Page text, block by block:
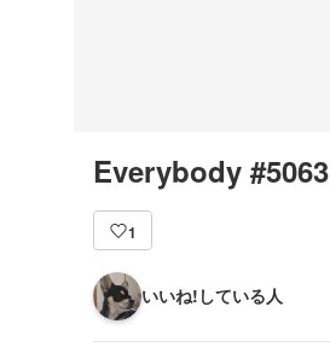
Everybody #5063
1
いいね!している人